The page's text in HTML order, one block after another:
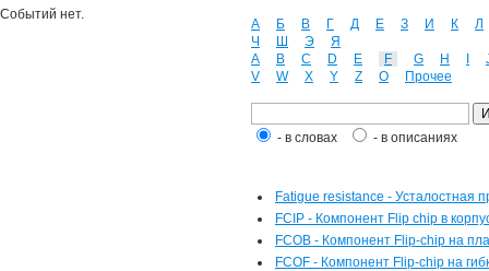
Событий нет.
А Б В Г Д Е З И К
Л
Ч
Ш Э
Я
A
B C D E F G H
V
W X Y Z О Прочее
- в словах - в описаниях
Fatigue resistance - Усталостная
FCIP - Компонент Flip chip в
FCOB - Компонент Flip-chip на
FCOF - Компонент Flip-chip на